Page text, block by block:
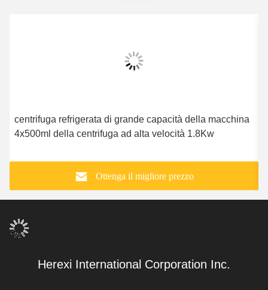
centrifuga refrigerata di grande capacità della macchina
4x500ml della centrifuga ad alta velocità 1.8Kw
Ottenga il migliore prezzo
Herexi International Corporation Inc.